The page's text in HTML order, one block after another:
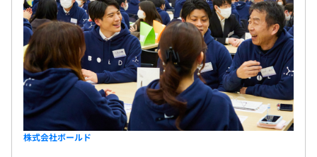
株式会社ボールド